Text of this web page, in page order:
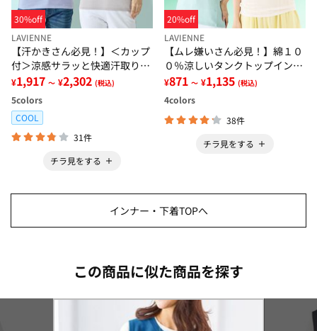
30%off
LAVIENNE
【汗かきさん必見！】＜カップ
付＞涼感サラッと快適汗取りタ
ンクトップインナー＜さらりラ
ボ＞
¥1,917 ～ ¥2,302 (税込)
5colors
COOL
31件
チラ見をする
20%off
LAVIENNE
【ムレ嫌いさん必見！】綿１０
０％涼しいタンクトップインナ
ー＜さらりラボ＞
¥871 ～ ¥1,135 (税込)
4colors
38件
チラ見をする
インナー・下着TOPへ
この商品に似た商品を探す